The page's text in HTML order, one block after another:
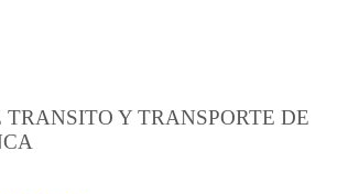
Y TRANSPORTE DE